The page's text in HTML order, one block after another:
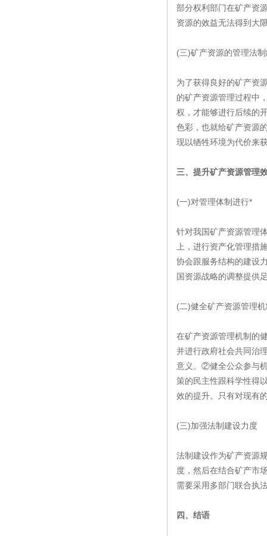
部分权利部门在矿产资
资源的效益无法得到大
(三)矿产资源的管理法
为了获得良好的矿产资
的矿产资源管理过程中
权，才能够进行后续的
色彩，也就给矿产资源
现以牺牲环境为代价来
三、提升矿产资源管理
(一)对管理体制进行*
针对我国矿产资源管理
上，进行资产化管理措
协会跟服务结构的建设
国资源战略的调整提供
(二)健全矿产资源管理
在矿产资源管理机制的
并进行政府社会共同治
意义。②健全公众参与
策的民主性跟科学性得
效的提升。只有对现有
(三)加强法制建设力度
法制建设作为矿产资源
度，然后在结合矿产市
需要采用多部门联合执
四、结语